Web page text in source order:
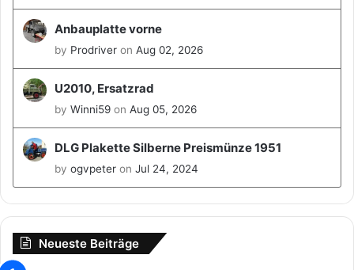
a
M
c
Anbauplatte vorne
by Prodriver on Aug 02, 2026
U2010, Ersatzrad
by Winni59 on Aug 05, 2026
DLG Plakette Silberne Preismünze 1951
by ogvpeter on Jul 24, 2024
Neueste Beiträge